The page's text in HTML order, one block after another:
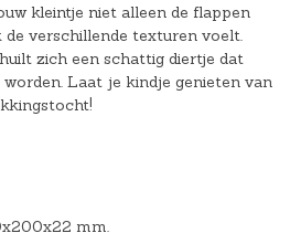
kleintje niet alleen de flappen
verschillende texturen voelt.
zich een schattig diertje dat
Laat je kindje genieten van
mm.